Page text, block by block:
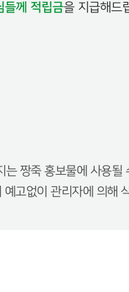
들께 적립금을 지급해드
짱죽 홍보물에 사용
고없이 관리자에 의해